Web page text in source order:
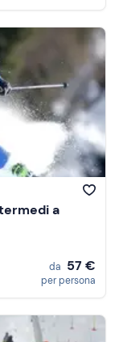
a
da 57 €
per persona